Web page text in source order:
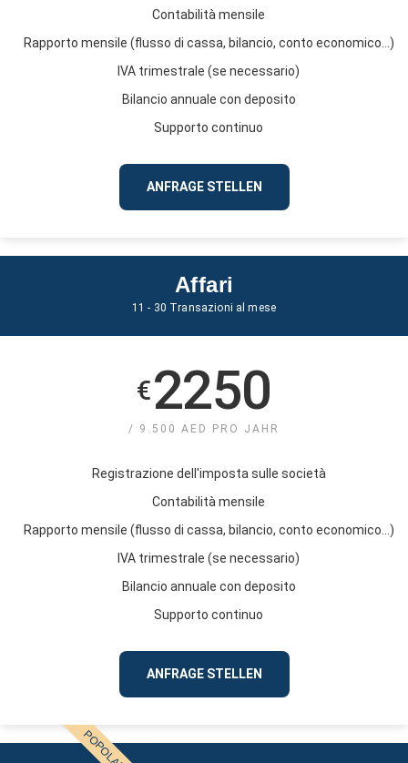
Contabilità mensile
Rapporto mensile (flusso di cassa, bilancio, conto economico...)
IVA trimestrale (se necessario)
Bilancio annuale con deposito
Supporto continuo
ANFRAGE STELLEN
Affari
11 - 30 Transazioni al mese
€2250
/ 9.500 AED PRO JAHR
Registrazione dell'imposta sulle società
Contabilità mensile
Rapporto mensile (flusso di cassa, bilancio, conto economico...)
IVA trimestrale (se necessario)
Bilancio annuale con deposito
Supporto continuo
ANFRAGE STELLEN